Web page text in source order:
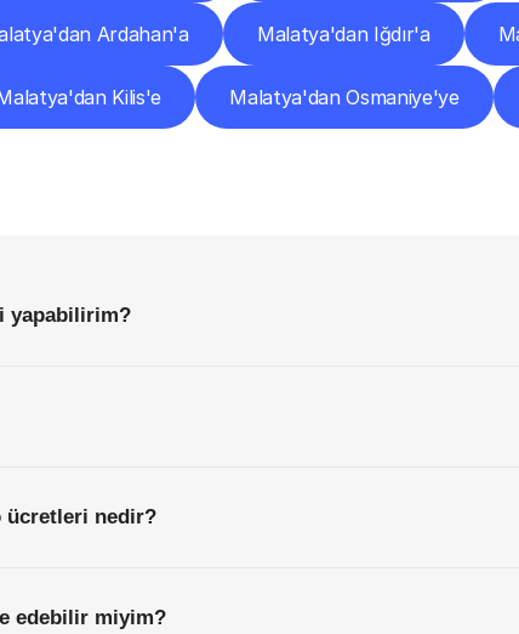
Ardahan'a Malatya'dan Iğdır'a
Kilis'e Malatya'dan Osmaniye'ye
yapabilirim?
ücretleri nedir?
edebilir miyim?